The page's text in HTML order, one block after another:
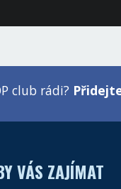
club rádi?
VÁS ZAJÍMAT